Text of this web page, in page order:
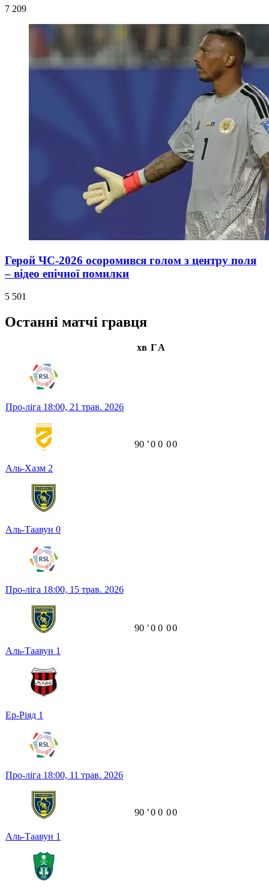
7 209
Герой ЧС-2026 осоромився голом з центру поля
– відео епічної помилки
5 501
Останні матчі гравця
хв ГА
Про-ліга 18:00, 21 трав. 2026
Аль-Хазм 2
Аль-Таавун 0
90 ʼ0 0 00
Про-ліга 18:00, 15 трав. 2026
Аль-Таавун 1
Ер-Ріяд 1
90 ʼ0 0 00
Про-ліга 18:00, 11 трав. 2026
Аль-Таавун 1
90 ʼ0 0 00